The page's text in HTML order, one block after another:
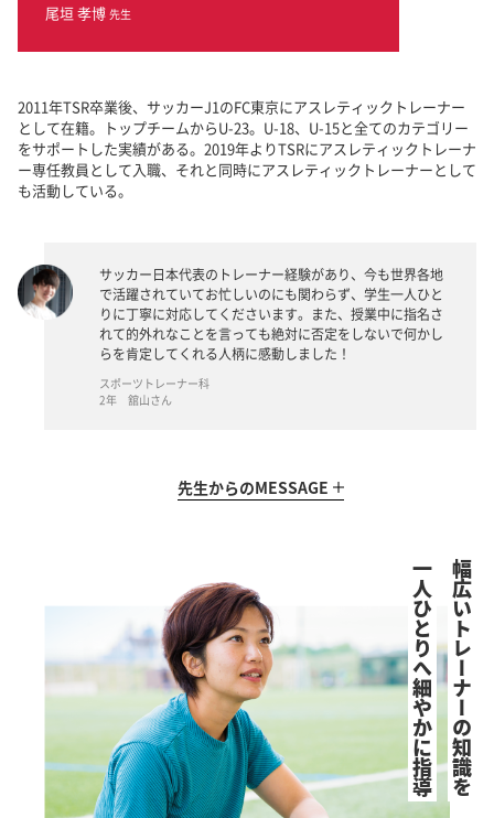
尾垣 孝博 先生
2011年TSR卒業後、サッカーJ1のFC東京にアスレティックトレーナー
として在籍。トップチームからU-23。U-18、U-15と全てのカテゴリー
をサポートした実績がある。2019年よりTSRにアスレティックトレーナ
ー専任教員として入職、それと同時にアスレティックトレーナーとして
も活動している。
サッカー日本代表のトレーナー経験があり、今も世界各地
で活躍されていてお忙しいのにも関わらず、学生一人ひと
りに丁寧に対応してくださいます。また、授業中に指名さ
れて的外れなことを言っても絶対に否定をしないで何かし
らを肯定してくれる人柄に感動しました！
スポーツトレーナー科
2年 舘山さん
先生からのMESSAGE
幅広いトレーナーの知識を
一人ひとりへ細やかに指導